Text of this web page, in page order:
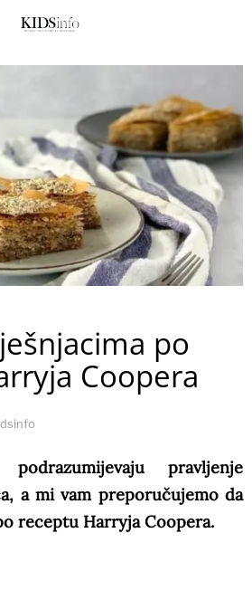
po
Coopera
pravljenje
a mi vam preporučujemo da
receptu Harryja Coopera.